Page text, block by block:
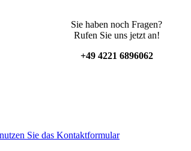
Sie haben noch Fragen?
Rufen Sie uns jetzt an!
+49 4221 6896062
Sie das Kontaktformular